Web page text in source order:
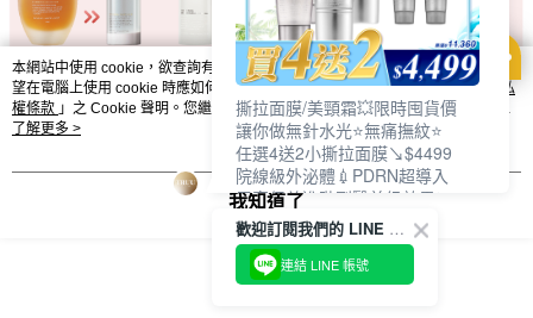
本網站中使用 cookie，欲查詢有關本網站使用 cookie 方式之詳情，及若您不希
望在電腦上使用 cookie 時應如何變更電腦的 cookie 設定，請參閱本網站「
隱私
權條款 」之 Cookie 聲明。您繼續使用本網站即表示您同意本公司得按本網站使
用條款之 Cookie 聲明使用 cookie。
了解更多 >
我知道了
撕拉面膜/美頸霜💥限時囤貨價
讓你做無針水光⭐無痛撫紋⭐
任選4送2小撕拉面膜↘$4499
院線級外泌體💉PDRN超導入
居家保養進階到醫美級效果❗
歡迎訂閱我們的 LINE 官方帳號
連結 LINE 帳號